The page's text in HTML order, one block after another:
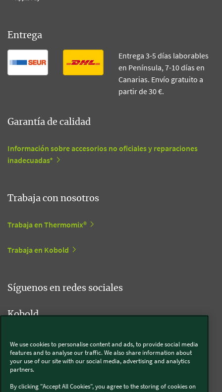
Entrega
Entrega 3-5 días laborables
en Península, 7-10 días en
Canarias. Envío gratuito a
partir de 30 €.
Garantía de calidad
Información sobre accesorios no oficiales y reparaciones
inadecuadas*
Trabaja con nosotros
Trabaja en Thermomix®
Trabaja en Kobold
Síguenos en redes sociales
Kobold
Thermomix®
We use cookies to personalise content and ads, to provide social media
features and to analyse our traffic. We also share information about
your use of our site with our social media, advertising and analytics
partners.
By clicking "Accept All Cookies", you agree to the storing of cookies on